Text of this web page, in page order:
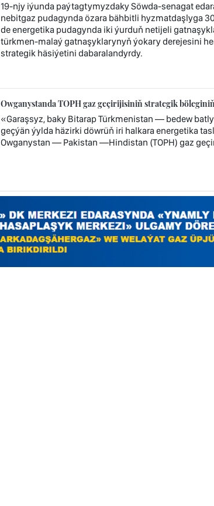
19-njy iýunda paýtagtymyzdaky Söwda-senagat
nebitgaz pudagynda özara bähbitli hyzmatdaşlyga
de energetika pudagynda iki ýurduň netijeli
türkmen-malaý gatnaşyklarynyň ýokary derejesini
strategik häsiýetini dabaralandyrdy.
Owganystanda TOPH gaz geçirijisiniň strategik
«Garaşsyz, baky Bitarap Türkmenistan — bedew
geçýän ýylda häzirki döwrüň iri halkara energetika
Owganystan — Pakistan —Hindistan (TOPH) gaz